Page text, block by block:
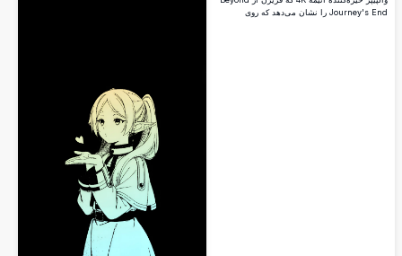
Journey's End را نشان می‌دهد که روی